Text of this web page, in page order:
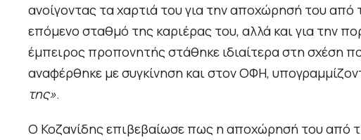
ανοίγοντας τα χαρτιά του για την αποχώρησή του
επόμενο σταθμό της καριέρας του, αλλά και για την
έμπειρος προπονητής στάθηκε ιδιαίτερα στη σχέση
αναφέρθηκε με συγκίνηση και στον ΟΦΗ,
της».
Ο Κοζανίδης επιβεβαίωσε πως η αποχώρησή του από